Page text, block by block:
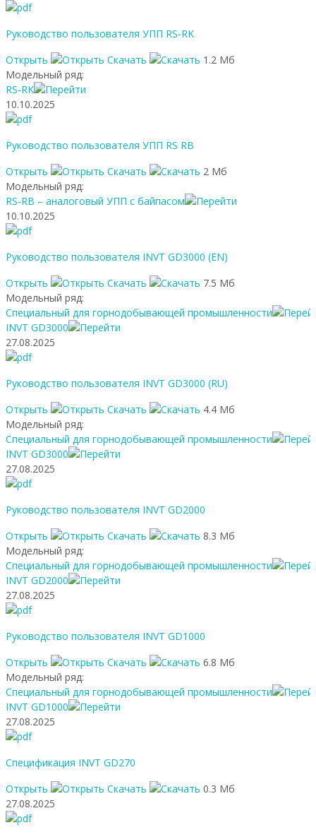
Руководство пользователя УПП RS-RK
Открыть
Скачать
1.2 Мб
Модельный ряд:
RS-RK
10.10.2025
Руководство пользователя УПП RS RB
Открыть
Скачать
2 Мб
Модельный ряд:
RS-RB – аналоговый УПП с байпасом
10.10.2025
Руководство пользователя INVT GD3000 (EN)
Открыть
Скачать
7.5 Мб
Модельный ряд:
Специальный для горнодобывающей промышленности
INVT GD3000
27.08.2025
Руководство пользователя INVT GD3000 (RU)
Открыть
Скачать
4.4 Мб
Модельный ряд:
Специальный для горнодобывающей промышленности
INVT GD3000
27.08.2025
Руководство пользователя INVT GD2000
Открыть
Скачать
8.3 Мб
Модельный ряд:
Специальный для горнодобывающей промышленности
INVT GD2000
27.08.2025
Руководство пользователя INVT GD1000
Открыть
Скачать
6.8 Мб
Модельный ряд:
Специальный для горнодобывающей промышленности
INVT GD1000
27.08.2025
Спецификация INVT GD270
Открыть
Скачать
0.3 Мб
27.08.2025